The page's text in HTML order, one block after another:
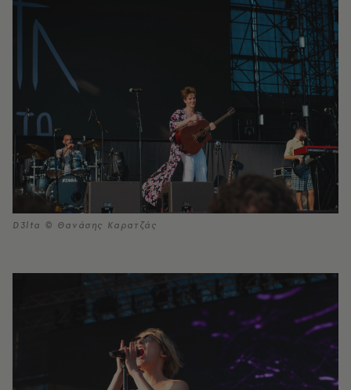
D3lta © Θανάσης Καρατζάς